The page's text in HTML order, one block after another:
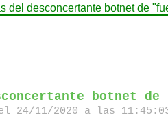
del desconcertante botnet de
botnet de
24/11/2020 a las